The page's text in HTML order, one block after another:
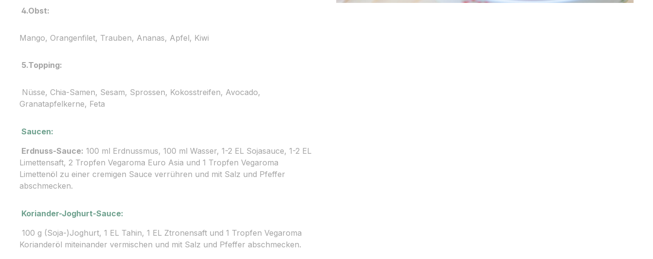
4.Obst:
Mango, Orangenfilet, Trauben, Ananas, Apfel, Kiwi
5.Topping:
Nüsse, Chia-Samen, Sesam, Sprossen, Kokosstreifen, Avocado,
Granatapfelkerne, Feta
Saucen:
Erdnuss-Sauce: 100 ml Erdnussmus, 100 ml Wasser, 1-2 EL Sojasauce, 1-2 EL
Limettensaft, 2 Tropfen Vegaroma Euro Asia und 1 Tropfen Vegaroma
Limettenöl zu einer cremigen Sauce verrühren und mit Salz und Pfeffer
abschmecken.
Koriander-Joghurt-Sauce:
100 g (Soja-)Joghurt, 1 EL Tahin, 1 EL Ztronensaft und 1 Tropfen Vegaroma
Korianderöl miteinander vermischen und mit Salz und Pfeffer abschmecken.